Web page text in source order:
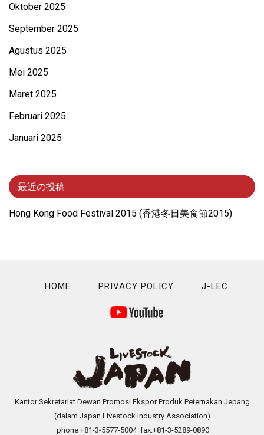
Oktober 2025
September 2025
Agustus 2025
Mei 2025
Maret 2025
Februari 2025
Januari 2025
最近の投稿
Hong Kong Food Festival 2015 (⾹港冬⽇美⾷節2015)
HOME PRIVACY POLICY J-LEC
Kantor Sekretariat Dewan Promosi Ekspor Produk Peternakan Jepang
(dalam Japan Livestock Industry Association)
phone +81-3-5577-5004 fax.+81-3-5289-0890